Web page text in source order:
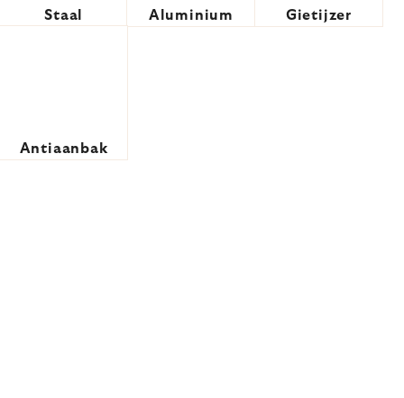
Staal Aluminium Gietijzer
Antiaanbak